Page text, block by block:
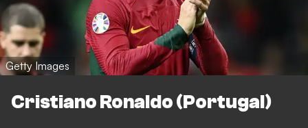
Getty Images
Cristiano Ronaldo (Portugal)